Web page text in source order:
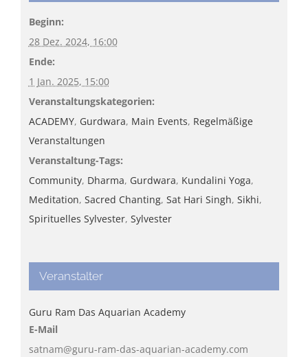
Beginn:
28 Dez. 2024, 16:00
Ende:
1 Jan. 2025, 15:00
Veranstaltungskategorien:
ACADEMY, Gurdwara, Main Events, Regelmäßige
Veranstaltungen
Veranstaltung-Tags:
Community, Dharma, Gurdwara, Kundalini Yoga,
Meditation, Sacred Chanting, Sat Hari Singh, Sikhi,
Spirituelles Sylvester, Sylvester
Veranstalter
Guru Ram Das Aquarian Academy
E-Mail
satnam@guru-ram-das-aquarian-academy.com